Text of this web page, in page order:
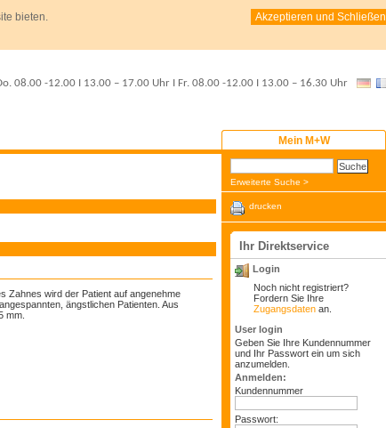
bieten.
Akzeptieren und Schließen
08.00 -12.00 I 13.00 – 17.00 Uhr I Fr. 08.00 -12.00 I 13.00 – 16.30 Uhr
Mein M+W
Zahnes wird der Patient auf angenehme
ängstlichen Patienten. Aus
mm.
Erweiterte Suche >
drucken
Ihr Direktservice
Login
Noch nicht registriert?
Fordern Sie Ihre
Zugangsdaten an.
User login
Geben Sie Ihre Kundennummer
und Ihr Passwort ein um sich
anzumelden.
Anmelden:
Kundennummer
Passwort: